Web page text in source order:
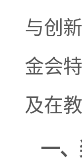
与创
金会
及在
一